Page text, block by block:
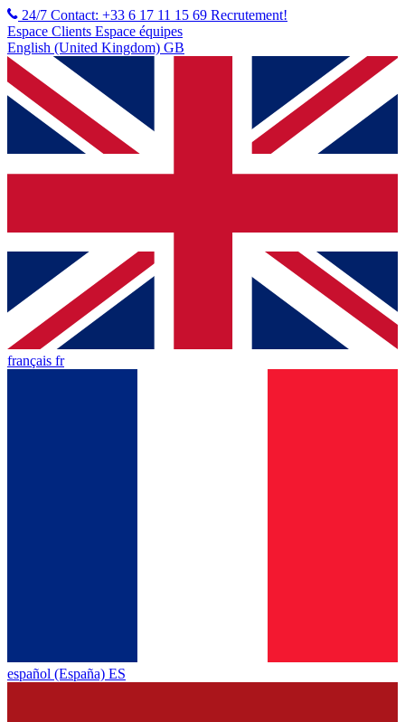
24/7 Contact: +33 6 17 11 15 69 Recrutement!
Espace Clients Espace équipes
English (United Kingdom) GB
français fr
español (España) ES